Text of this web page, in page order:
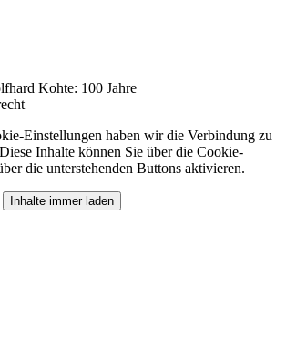
Kohte: 100 Jahre
Einstellungen haben wir die Verbindung zu
Inhalte können Sie über die Cookie-
die unterstehenden Buttons aktivieren.
Inhalte immer laden